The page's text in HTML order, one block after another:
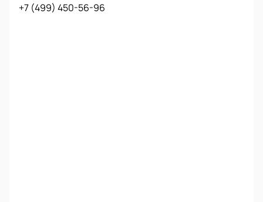
+7 (499) 450-56-96